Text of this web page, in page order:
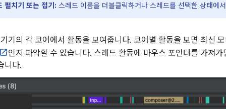
펼치기 또는 접기: 스레드 이름을 더블클릭하거나 스레드를 선택한 상태에
기의 각 코어에서 활동을 보여줍니다. 코어별 활동을 보면 최신
인지 파악할 수 있습니다. 스레드 활동에 마우스 포인터를 가져
니다.